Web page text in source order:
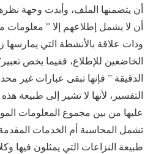
أن يتضمنها الملف، وأبدت وجهة
أن لا يشمل إطلاعهم إلا ” معلومات
وذات علاقة بالأنشطة التي يمارسها
الخاضعين للإطلاع، ففيما يخص
الدقيقة ” فإنها تبقى عبارات غير
التفسير، لأنها لا تشير إلى طبيعة
عليها من بين مجموع المعلومات
تشمل المحاسبة أم الخدمات
طبيعة النزاعات التي يمثلون فيها